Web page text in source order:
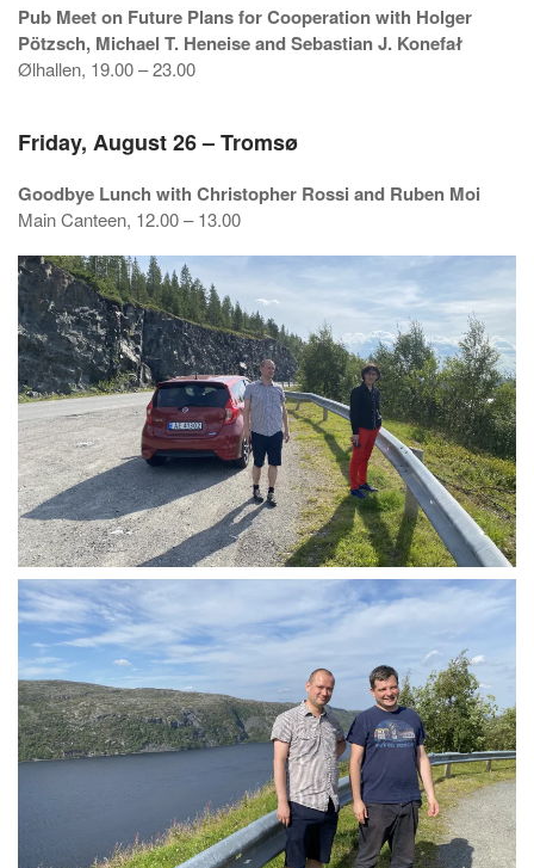
Pub Meet on Future Plans for Cooperation with Holger
Pötzsch, Michael T. Heneise and Sebastian J. Konefał
Ølhallen, 19.00 – 23.00
Friday, August 26 – Tromsø
Goodbye Lunch with Christopher Rossi and Ruben Moi
Main Canteen, 12.00 – 13.00